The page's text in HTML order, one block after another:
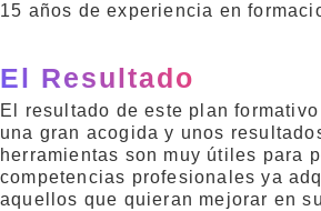
15 años de experiencia en
El Resultado
El resultado de este plan
una gran acogida y unos
herramientas son muy útiles para
competencias profesionales ya
aquellos que quieran mejorar en